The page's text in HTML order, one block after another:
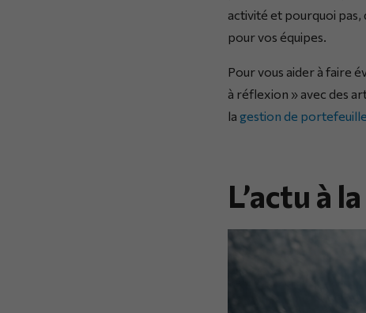
activité et pourquoi pas,
pour vos équipes.
Pour vous aider à faire
à réflexion » avec des
la gestion de
L’actu à